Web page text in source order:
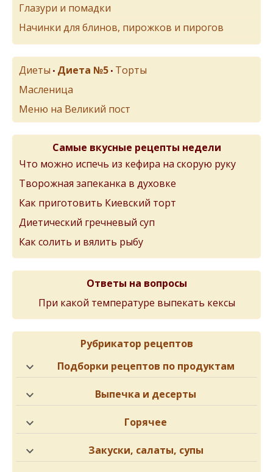
Глазури и помадки
Начинки для блинов, пирожков и пирогов
Диеты • Диета №5 • Торты
Масленица
Меню на Великий пост
Самые вкусные рецепты недели
Что можно испечь из кефира на скорую руку
Творожная запеканка в духовке
Как приготовить Киевский торт
Диетический гречневый суп
Как солить и вялить рыбу
Ответы на вопросы
При какой температуре выпекать кексы
Рубрикатор рецептов
Подборки рецептов по продуктам
Выпечка и десерты
Горячее
Закуски, салаты, супы